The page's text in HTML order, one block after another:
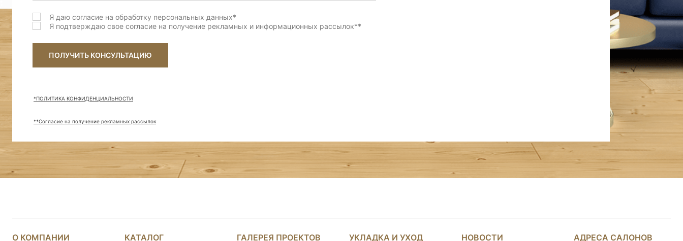
Я даю согласие на обработку персональных данных*
Я подтверждаю свое согласие на получение рекламных и информационных рассылок**
ПОЛУЧИТЬ КОНСУЛЬТАЦИЮ
*ПОЛИТИКА КОНФИДЕНЦИАЛЬНОСТИ
**Согласие на получение рекламных рассылок
О КОМПАНИИ КАТАЛОГ ГАЛЕРЕЯ ПРОЕКТОВ УКЛАДКА И УХОД НОВОСТИ АДРЕСА САЛОНОВ